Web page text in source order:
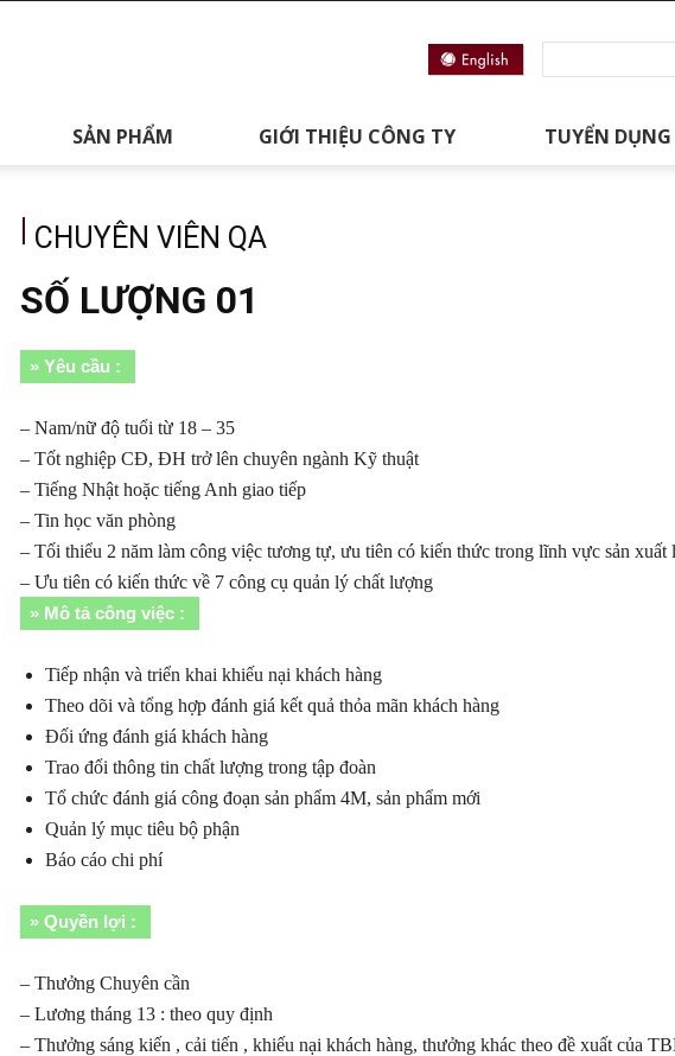
SẢN PHẨM GIỚI THIỆU CÔNG TY TUYỂN DỤNG
CHUYÊN VIÊN QA
SỐ LƯỢNG 01
» Yêu cầu :
– Nam/nữ độ tuổi từ 18 – 35
– Tốt nghiệp CĐ, ĐH trở lên chuyên ngành Kỹ thuật
– Tiếng Nhật hoặc tiếng Anh giao tiếp
– Tin học văn phòng
– Tối thiểu 2 năm làm công việc tương tự, ưu tiên có kiến thức trong lĩnh vực sản xuất
– Ưu tiên có kiến thức về 7 công cụ quản lý chất lượng
» Mô tả công việc :
Tiếp nhận và triển khai khiếu nại khách hàng
Theo dõi và tổng hợp đánh giá kết quả thỏa mãn khách hàng
Đối ứng đánh giá khách hàng
Trao đổi thông tin chất lượng trong tập đoàn
Tổ chức đánh giá công đoạn sản phẩm 4M, sản phẩm mới
Quản lý mục tiêu bộ phận
Báo cáo chi phí
» Quyền lợi :
– Thưởng Chuyên cần
– Lương tháng 13 : theo quy định
– Thưởng sáng kiến , cải tiến , khiếu nại khách hàng, thưởng khác theo đề xuất của